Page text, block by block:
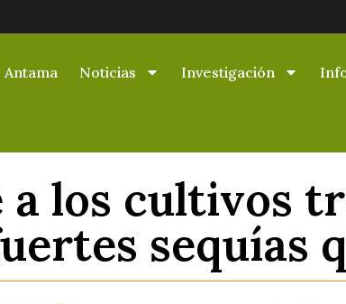
Antama Noticias Investigación
los cultivos
sequías